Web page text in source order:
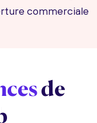
commerciale
de